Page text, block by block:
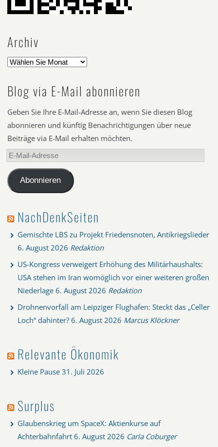
Archiv
Blog via E-Mail abonnieren
Geben Sie Ihre E-Mail-Adresse an, wenn Sie diesen Blog
abonnieren und künftig Benachrichtigungen über neue
Beiträge via E-Mail erhalten möchten.
E-
Mail-
AdresseAbonnieren
NachDenkSeiten
Gemischte LBS zu Projekt Friedensnoten, Antikriegslieder
6. August 2026 Redaktion
US-Kongress verweigert Erhöhung des Militärhaushalts:
USA stehen im Iran womöglich vor einer weiteren großen
Niederlage 6. August 2026 Redaktion
Drohnenvorfall am Leipziger Flughafen: Steckt das „Celler
Loch“ dahinter? 6. August 2026 Marcus Klöckner
Relevante Ökonomik
Kleine Pause 31. Juli 2026
Surplus
Glaubenskrieg um SpaceX: Aktienkurse auf
Achterbahnfahrt 6. August 2026 Carla Coburger